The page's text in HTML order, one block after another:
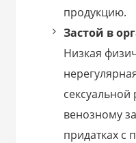
продукцию.
Застой в
Низкая
сексуальной
венозному
придатках с